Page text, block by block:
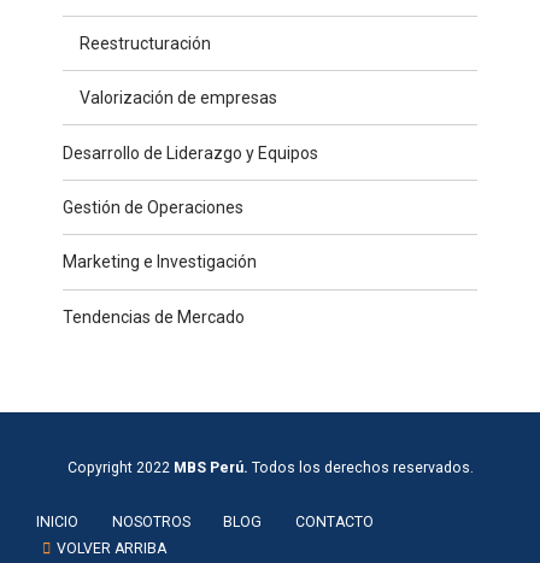
Reestructuración
Valorización de empresas
Desarrollo de Liderazgo y Equipos
Gestión de Operaciones
Marketing e Investigación
Tendencias de Mercado
Copyright 2022 MBS Perú. Todos los derechos reservados.
INICIO NOSOTROS BLOG
CONTACTO
VOLVER ARRIBA